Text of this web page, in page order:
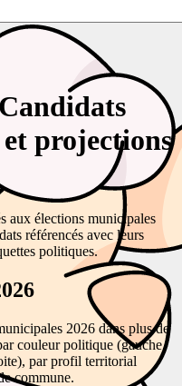
projections
aux élections municipales
référencés avec leurs
politiques.
2026 dans plus de
couleur politique (gauche,
par profil territorial
commune.